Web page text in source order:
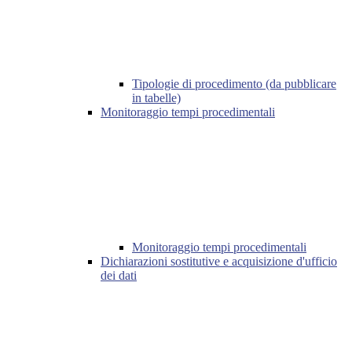
Tipologie di procedimento (da pubblicare
in tabelle)
Monitoraggio tempi procedimentali
Monitoraggio tempi procedimentali
Dichiarazioni sostitutive e acquisizione d'ufficio
dei dati